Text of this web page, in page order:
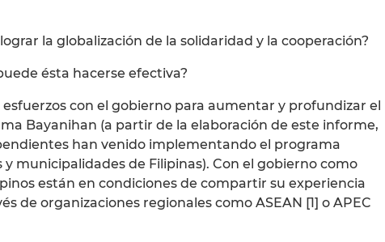
lograr la globalización de la solidaridad y la cooperación?
ésta hacerse efectiva?
con el gobierno para aumentar y profundizar el
Bayanihan (a partir de la elaboración de este informe,
han venido implementando el programa
municipalidades de Filipinas). Con el gobierno como
están en condiciones de compartir su experiencia
de organizaciones regionales como ASEAN [1] o APEC